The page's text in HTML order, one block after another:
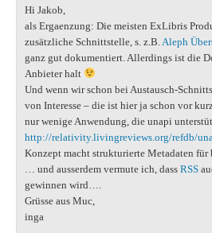
Hi Jakob,
als Ergaenzung: Die meisten ExLibris
zusätzliche Schnittstelle, s. z.B.Aleph
ganz gut dokumentiert. Allerdings ist die
Anbieter halt
Und wenn wir schon bei Austausch-
von Interesse – die ist hier ja schon vor
nur wenige Anwendung, die unapi
http://relativity.livingreviews.org/refdb/
Konzept macht strukturierte Metadaten
… und ausserdem vermute ich, dass RSS
gewinnen wird….
Grüsse aus Muc,
inga